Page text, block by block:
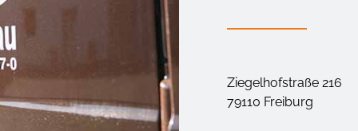
Ziegelhofstraße 216
79110 Freiburg